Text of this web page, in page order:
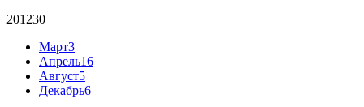
201230
Март3
Апрель16
Август5
Декабрь6